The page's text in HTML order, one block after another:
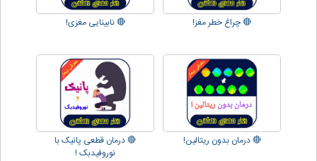
🔴 چراغ خطر مغز! 🔴 نابینایی مغزی!
🔴 درمان بدون ریتالین!
🔴 درمان قطعی پانیک با
نوروفیدبک !